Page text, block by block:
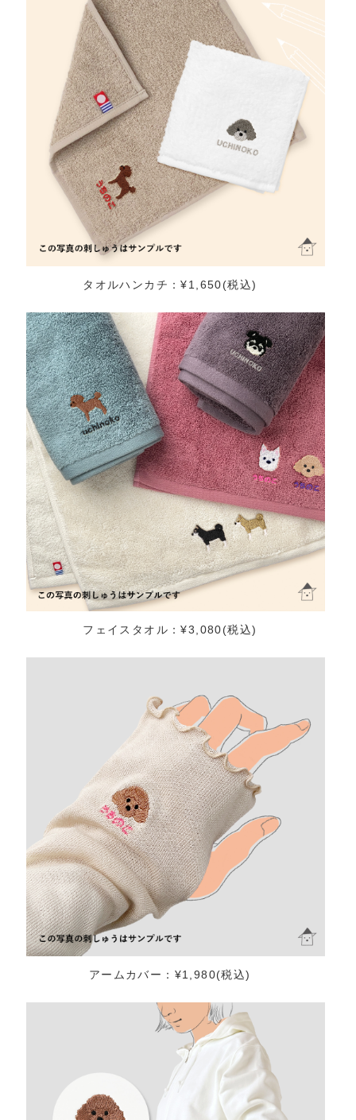
タオルハンカチ：¥1,650(税込)
フェイスタオル：¥3,080(税込)
アームカバー：¥1,980(税込)